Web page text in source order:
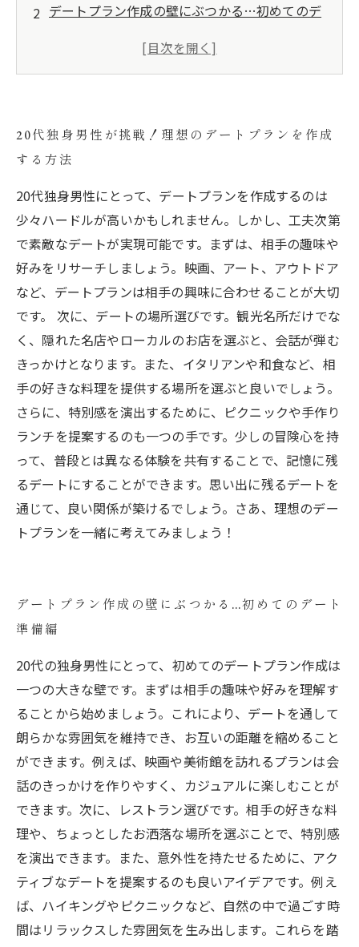
デートプラン作成の壁にぶつかる…初めてのデ
デートプランを練る中で気づく、彼女の好みと
結婚相談所との婚活を兼ねたデートプランの重
要性
思い出に残るデートを実現するためのコツ
成功するデートのための総まとめ！次に活かそ
う
当相談所が選ばれました！
20代独身男性が挑戦！理想のデートプランを作成
する方法
20代独身男性にとって、デートプランを作成するのは
少々ハードルが高いかもしれません。しかし、工夫次第
で素敵なデートが実現可能です。まずは、相手の趣味や
好みをリサーチしましょう。映画、アート、アウトドア
など、デートプランは相手の興味に合わせることが大切
です。 次に、デートの場所選びです。観光名所だけでな
く、隠れた名店やローカルのお店を選ぶと、会話が弾む
きっかけとなります。また、イタリアンや和食など、相
手の好きな料理を提供する場所を選ぶと良いでしょう。
さらに、特別感を演出するために、ピクニックや手作り
ランチを提案するのも一つの手です。少しの冒険心を持
って、普段とは異なる体験を共有することで、記憶に残
るデートにすることができます。思い出に残るデートを
通じて、良い関係が築けるでしょう。さあ、理想のデー
トプランを一緒に考えてみましょう！
デートプラン作成の壁にぶつかる…初めてのデート
準備編
20代の独身男性にとって、初めてのデートプラン作成は
一つの大きな壁です。まずは相手の趣味や好みを理解す
ることから始めましょう。これにより、デートを通して
朗らかな雰囲気を維持でき、お互いの距離を縮めること
ができます。例えば、映画や美術館を訪れるプランは会
話のきっかけを作りやすく、カジュアルに楽しむことが
できます。次に、レストラン選びです。相手の好きな料
理や、ちょっとしたお洒落な場所を選ぶことで、特別感
を演出できます。また、意外性を持たせるために、アク
ティブなデートを提案するのも良いアイデアです。例え
ば、ハイキングやピクニックなど、自然の中で過ごす時
間はリラックスした雰囲気を生み出します。これらを踏